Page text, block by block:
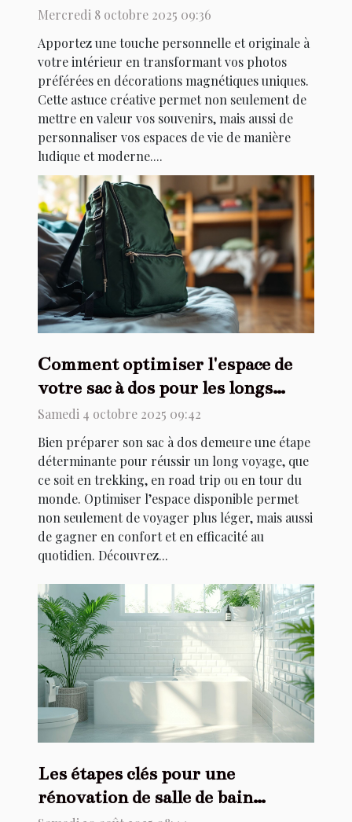
magnétiques uniques ?
Mercredi 8 octobre 2025 09:36
Apportez une touche personnelle et originale à
votre intérieur en transformant vos photos
préférées en décorations magnétiques uniques.
Cette astuce créative permet non seulement de
mettre en valeur vos souvenirs, mais aussi de
personnaliser vos espaces de vie de manière
ludique et moderne....
Comment optimiser l'espace de
votre sac à dos pour les longs
voyages ?
Samedi 4 octobre 2025 09:42
Bien préparer son sac à dos demeure une étape
déterminante pour réussir un long voyage, que
ce soit en trekking, en road trip ou en tour du
monde. Optimiser l’espace disponible permet
non seulement de voyager plus léger, mais aussi
de gagner en confort et en efficacité au
quotidien. Découvrez...
Les étapes clés pour une
rénovation de salle de bain